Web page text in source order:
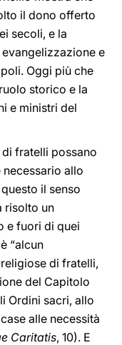
il dono offerto
secoli, e la
e
Oggi più che
storico e la
e ministri del
fratelli possano
allo
il senso
risolto un
e fuori di quei
“alcun
di fratelli,
del Capitolo
Ordini sacri, allo
alle necessità
Caritatis, 10). E